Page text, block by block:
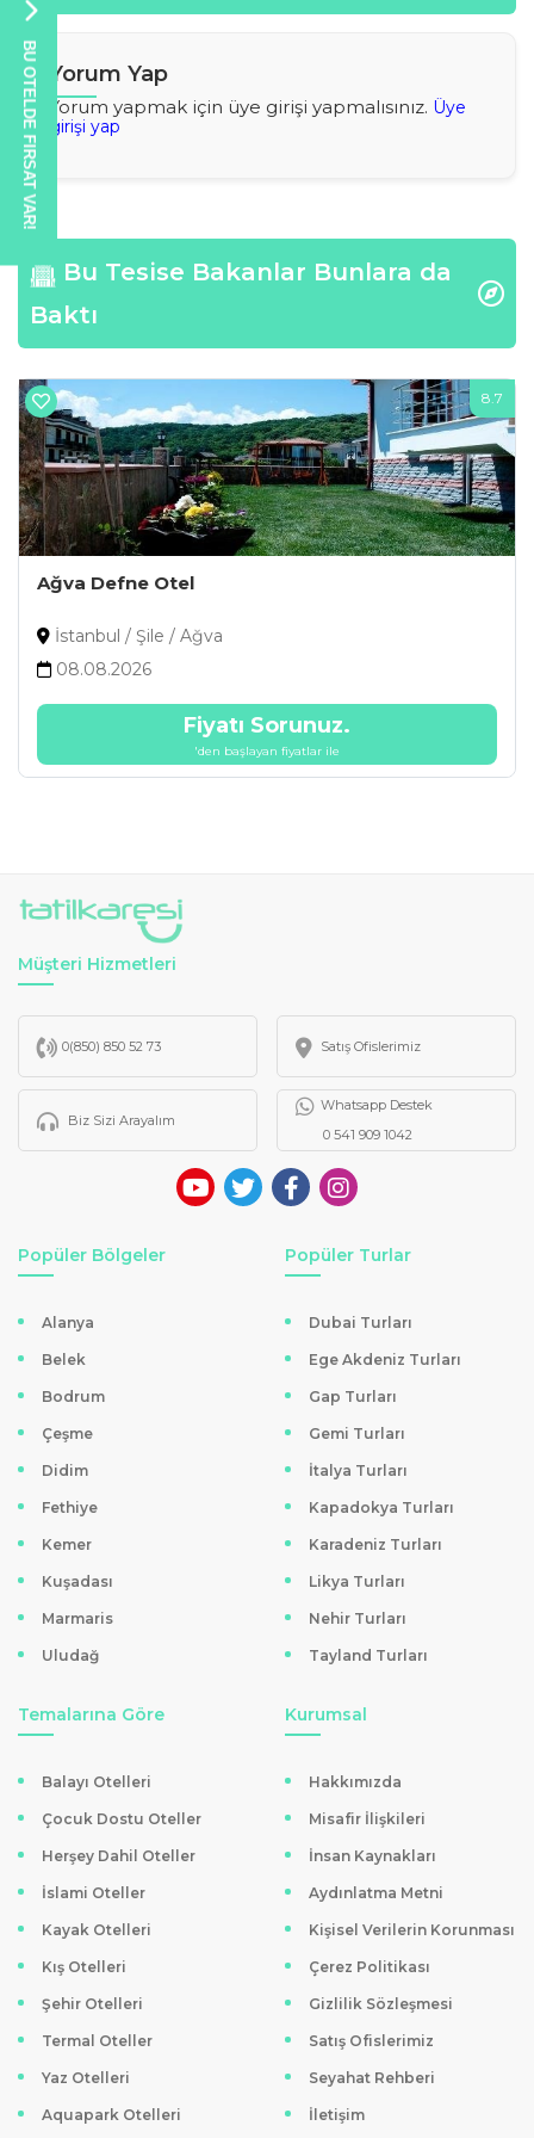
Yorum Yap
Yorum yapmak için üye girişi yapmalısınız. Üye
girişi yap
Bu Tesise Bakanlar Bunlara da
Baktı
8.7
Ağva Defne Otel
İstanbul / Şile / Ağva
08.08.2026
Fiyatı Sorunuz.
'den başlayan fiyatlar ile
BU OTELDE FIRSAT VAR!
Müşteri Hizmetleri
0(850) 850 52 73 Satış Ofislerimiz
Biz Sizi Arayalım
Whatsapp Destek
0 541 909 1042
Popüler Bölgeler
Alanya
Belek
Bodrum
Çeşme
Didim
Fethiye
Kemer
Kuşadası
Marmaris
Uludağ
Popüler Turlar
Dubai Turları
Ege Akdeniz Turları
Gap Turları
Gemi Turları
İtalya Turları
Kapadokya Turları
Karadeniz Turları
Likya Turları
Nehir Turları
Tayland Turları
Temalarına Göre
Balayı Otelleri
Çocuk Dostu Oteller
Herşey Dahil Oteller
İslami Oteller
Kayak Otelleri
Kış Otelleri
Şehir Otelleri
Termal Oteller
Yaz Otelleri
Aquapark Otelleri
Kurumsal
Hakkımızda
Misafir İlişkileri
İnsan Kaynakları
Aydınlatma Metni
Kişisel Verilerin Korunması
Çerez Politikası
Gizlilik Sözleşmesi
Satış Ofislerimiz
Seyahat Rehberi
İletişim